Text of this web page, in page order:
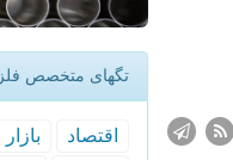
تگهای متخصص فلز
اقتصاد بازار